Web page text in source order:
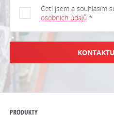
Četl jsem a souhlasím
osobních údajů *
PRODUKTY